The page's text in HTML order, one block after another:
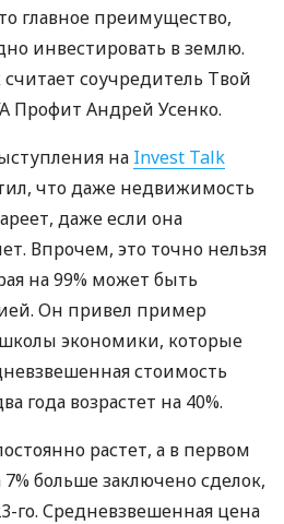
главное преимущество,
инвестировать в землю.
соучредитель Твой
Профит Андрей Усенко.
на Invest Talk
что даже недвижимость
даже если она
Впрочем, это точно нельзя
на 99% может быть
Он привел пример
экономики, которые
стоимость
года возрастет на 40%.
растет, а в первом
7% больше заключено сделок,
го. Средневзвешенная цена